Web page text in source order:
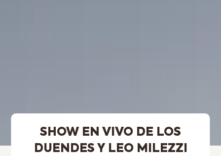
SHOW EN VIVO DE LOS
DUENDES Y LEO MILEZZI